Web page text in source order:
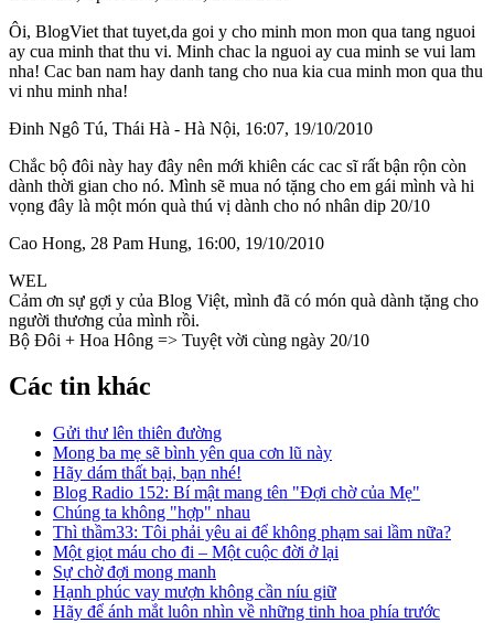
Ôi, BlogViet that tuyet,da goi y cho minh mon mon qua tang nguoi
ay cua minh that thu vi. Minh chac la nguoi ay cua minh se vui lam
nha! Cac ban nam hay danh tang cho nua kia cua minh mon qua thu
vi nhu minh nha!
Đinh Ngô Tú, Thái Hà - Hà Nội, 16:07, 19/10/2010
Chắc bộ đôi này hay đây nên mới khiên các cac sĩ rất bận rộn còn
dành thời gian cho nó. Mình sẽ mua nó tặng cho em gái mình và hi
vọng đây là một món quà thú vị dành cho nó nhân dip 20/10
Cao Hong, 28 Pam Hung, 16:00, 19/10/2010
WEL
Cảm ơn sự gợi y của Blog Việt, mình đã có món quà dành tặng cho
người thương của mình rồi.
Bộ Đôi + Hoa Hông => Tuyệt vời cùng ngày 20/10
Các tin khác
Gửi thư lên thiên đường
Mong ba mẹ sẽ bình yên qua cơn lũ này
Hãy dám thất bại, bạn nhé!
Blog Radio 152: Bí mật mang tên "Đợi chờ của Mẹ"
Chúng ta không "hợp" nhau
Thì thầm33: Tôi phải yêu ai để không phạm sai lầm nữa?
Một giọt máu cho đi – Một cuộc đời ở lại
Sự chờ đợi mong manh
Hạnh phúc vay mượn không cần níu giữ
Hãy để ánh mắt luôn nhìn về những tinh hoa phía trước